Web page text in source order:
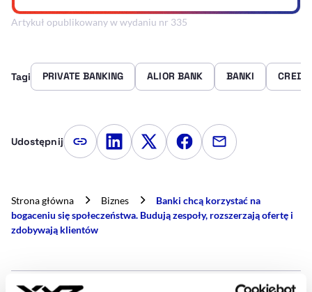
Artykuł opublikowany w wydaniu nr 335
Tagi PRIVATE BANKING ALIOR BANK BANKI
Udostępnij Kopiuj link artykułu
Udostępnij na LinkedIn
Udostępnij na Twitterze
Udostępnij na
Udostępnij
Strona główna Biznes
Banki chcą korzystać na
bogaceniu się społeczeństwa. Budują zespoły, rozszerzają ofertę i
zdobywają klientów